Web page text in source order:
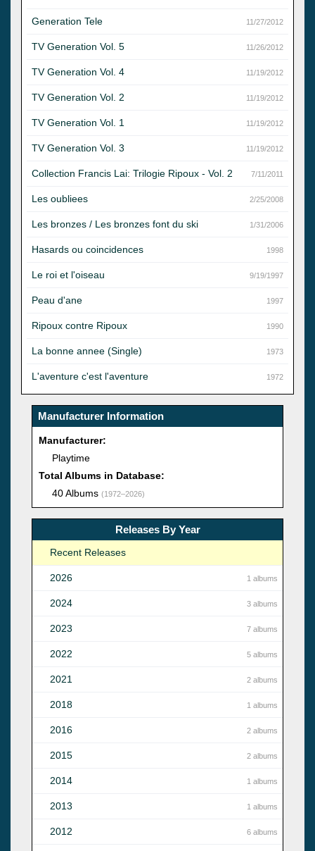
Generation Tele 11/27/2012
TV Generation Vol. 5 11/26/2012
TV Generation Vol. 4 11/19/2012
TV Generation Vol. 2 11/19/2012
TV Generation Vol. 1 11/19/2012
TV Generation Vol. 3 11/19/2012
Collection Francis Lai: Trilogie Ripoux - Vol. 2 7/11/2011
Les oubliees 2/25/2008
Les bronzes / Les bronzes font du ski 1/31/2006
Hasards ou coincidences 1998
Le roi et l'oiseau 9/19/1997
Peau d'ane 1997
Ripoux contre Ripoux 1990
La bonne annee (Single) 1973
L'aventure c'est l'aventure 1972
Manufacturer Information
Manufacturer:
Playtime
Total Albums in Database:
40 Albums (1972–2026)
Releases By Year
Recent Releases
2026 1 albums
2024 3 albums
2023 7 albums
2022 5 albums
2021 2 albums
2018 1 albums
2016 2 albums
2015 2 albums
2014 1 albums
2013 1 albums
2012 6 albums